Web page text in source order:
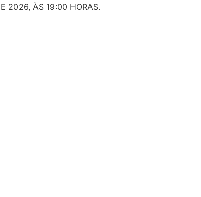
2026, ÀS 19:00 HORAS.